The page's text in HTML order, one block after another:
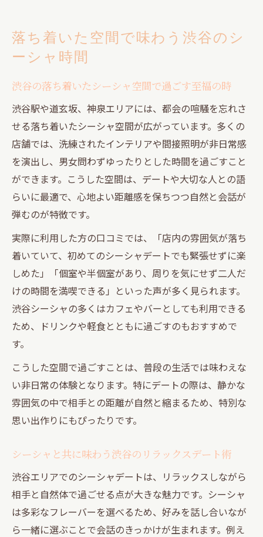
落ち着いた空間で味わう渋谷のシ
ーシャ時間
渋谷の落ち着いたシーシャ空間で過ごす至福の時
渋谷駅や道玄坂、神泉エリアには、都会の喧騒を忘れさ
せる落ち着いたシーシャ空間が広がっています。多くの
店舗では、洗練されたインテリアや間接照明が非日常感
を演出し、男女問わずゆったりとした時間を過ごすこと
ができます。こうした空間は、デートや大切な人との語
らいに最適で、心地よい距離感を保ちつつ自然と会話が
弾むのが特徴です。
実際に利用した方の口コミでは、「店内の雰囲気が落ち
着いていて、初めてのシーシャデートでも緊張せずに楽
しめた」「個室や半個室があり、周りを気にせず二人だ
けの時間を満喫できる」といった声が多く見られます。
渋谷シーシャの多くはカフェやバーとしても利用できる
ため、ドリンクや軽食とともに過ごすのもおすすめで
す。
こうした空間で過ごすことは、普段の生活では味わえな
い非日常の体験となります。特にデートの際は、静かな
雰囲気の中で相手との距離が自然と縮まるため、特別な
思い出作りにもぴったりです。
シーシャと共に味わう渋谷のリラックスデート術
渋谷エリアでのシーシャデートは、リラックスしながら
相手と自然体で過ごせる点が大きな魅力です。シーシャ
は多彩なフレーバーを選べるため、好みを話し合いなが
ら一緒に選ぶことで会話のきっかけが生まれます。例え